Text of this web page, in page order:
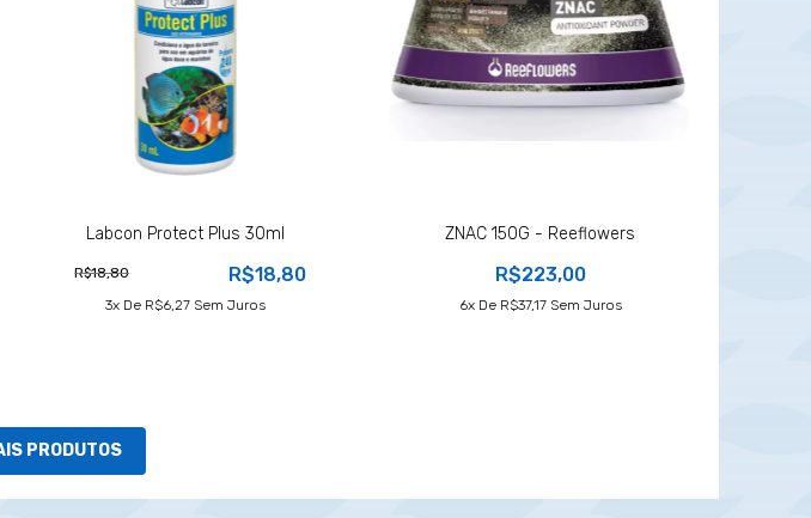
Labcon Protect Plus 30ml
R$18,80 R$18,80
3X De R$6,27Sem Juros
ZNAC 150G - Reeflowers
R$223,00
6X De R$37,17Sem Juros
PRODUTOS